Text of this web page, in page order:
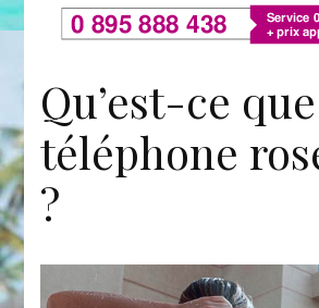
Qu’est-ce
téléphone
?